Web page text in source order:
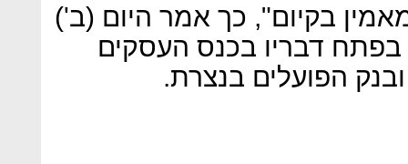
בקיום", כך אמר היום (ב')
דבריו בכנס העסקים
הפועלים בנצרת.